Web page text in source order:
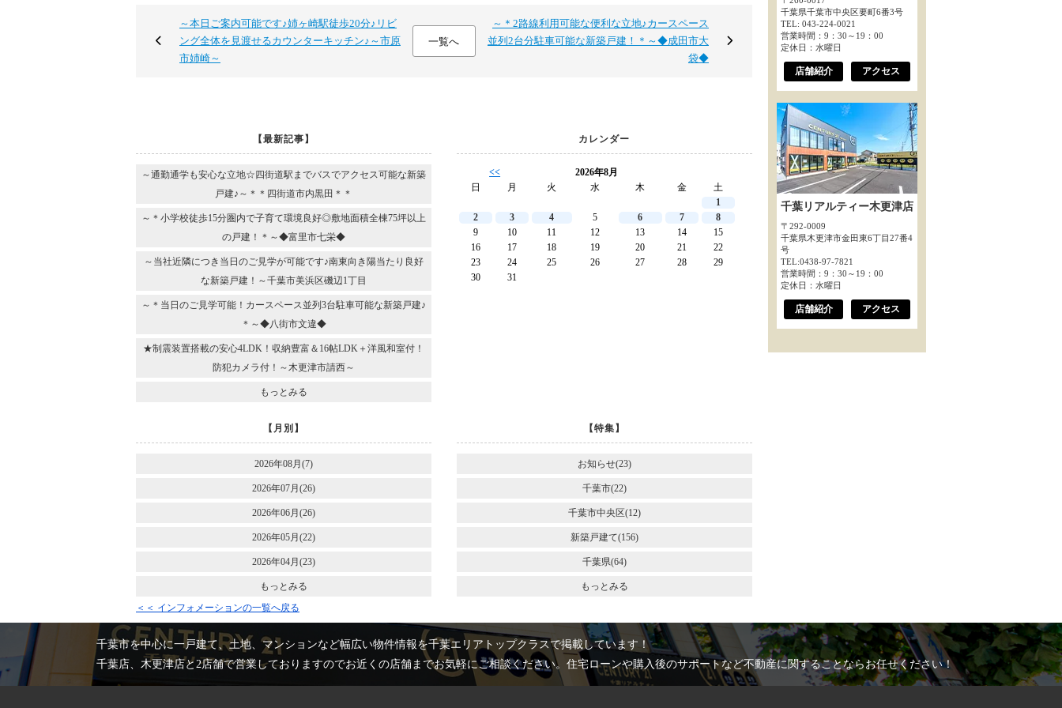
～本日ご案内可能です♪姉ヶ崎駅徒歩20分♪リビ
ング全体を見渡せるカウンターキッチン♪～市原
市姉崎～
一覧へ
～＊2路線利用可能な便利な立地♪カースペース
並列2台分駐車可能な新築戸建！＊～◆成田市大
袋◆
【最新記事】
～通勤通学も安心な立地☆四街道駅までバスでアクセス可能な新築
戸建♪～＊＊四街道市内黒田＊＊
～＊小学校徒歩15分圏内で子育て環境良好◎敷地面積全棟75坪以上
の戸建！＊～◆富里市七栄◆
～当社近隣につき当日のご見学が可能です♪南東向き陽当たり良好
な新築戸建！～千葉市美浜区磯辺1丁目
～＊当日のご見学可能！カースペース並列3台駐車可能な新築戸建♪
＊～◆八街市文違◆
★制震装置搭載の安心4LDK！収納豊富＆16帖LDK＋洋風和室付！
防犯カメラ付！～木更津市請西～
もっとみる
カレンダー
<<
2026年8月
日
月 火 水 木 金
土
1
2
3 4 5 6 7
8
9
10 11 12 13 14
15
16
17 18 19 20 21
22
23
24 25 26 27 28
29
30
31
【月別】
2026年08月(7)
2026年07月(26)
2026年06月(26)
2026年05月(22)
2026年04月(23)
もっとみる
【特集】
お知らせ(23)
千葉市(22)
千葉市中央区(12)
新築戸建て(156)
千葉県(64)
もっとみる
＜＜ インフォメーションの一覧へ戻る
千葉県千葉市中央区要町6番3号
TEL: 043-224-0021
営業時間：9：30～19：00
定休日：水曜日
店舗紹介 アクセス
千葉リアルティー木更津店
〒292-0009
千葉県木更津市金田東6丁目27番4
号
TEL:0438-97-7821
営業時間：9：30～19：00
定休日：水曜日
店舗紹介 アクセス
千葉市を中心に一戸建て、土地、マンションなど幅広い物件情報を千葉エリアトップクラスで掲載しています！
千葉店、木更津店と2店舗で営業しておりますのでお近くの店舗までお気軽にご相談ください。住宅ローンや購入後のサポートなど不動産に関することならお任せください！